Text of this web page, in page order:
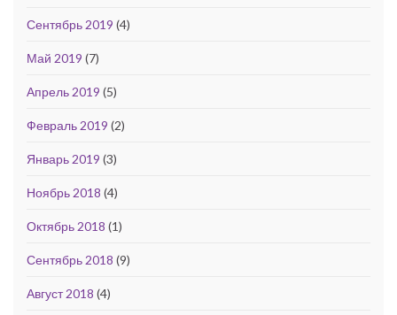
Сентябрь 2019 (4)
Май 2019 (7)
Апрель 2019 (5)
Февраль 2019 (2)
Январь 2019 (3)
Ноябрь 2018 (4)
Октябрь 2018 (1)
Сентябрь 2018 (9)
Август 2018 (4)